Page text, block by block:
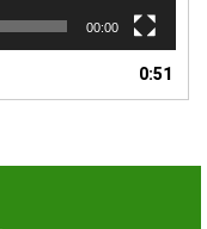
00:00
0:51